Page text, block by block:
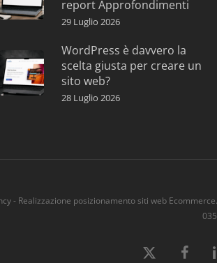
report Approfondimenti
29 Luglio 2026
WordPress è davvero la
scelta giusta per creare un
sito web?
28 Luglio 2026
- Realizzazione posizionamento siti web
x- facebook